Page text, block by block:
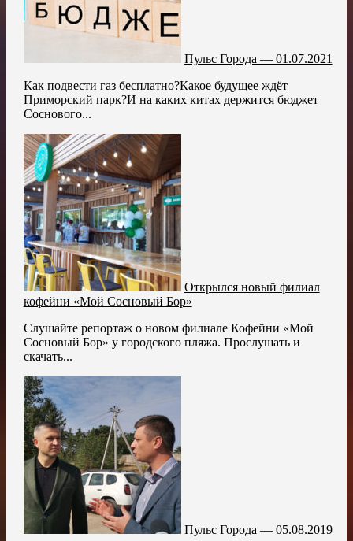
Пульс Города — 01.07.2021
Как подвести газ бесплатно?Какое будущее ждёт
Приморский парк?И на каких китах держится бюджет
Соснового...
Открылся новый филиал
кофейни «Мой Сосновый Бор»
Слушайте репортаж о новом филиале Кофейни «Мой
Сосновый Бор» у городского пляжа. Прослушать и
скачать...
Пульс Города — 05.08.2019